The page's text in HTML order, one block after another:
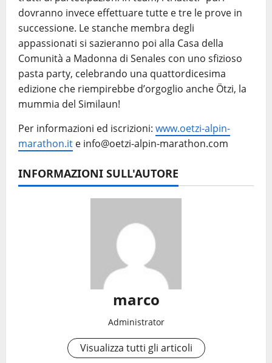
dovranno invece effettuare tutte e tre le prove in
successione. Le stanche membra degli
appassionati si sazieranno poi alla Casa della
Comunità a Madonna di Senales con uno sfizioso
pasta party, celebrando una quattordicesima
edizione che riempirebbe d’orgoglio anche Ötzi, la
mummia del Similaun!
Per informazioni ed iscrizioni: www.oetzi-alpin-
marathon.it e info@oetzi-alpin-marathon.com
INFORMAZIONI SULL'AUTORE
marco
Administrator
Visualizza tutti gli articoli